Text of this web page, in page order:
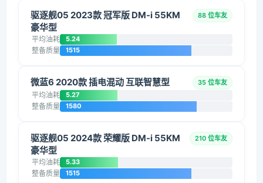
驱逐舰05 2023款 冠军版 DM-i 55KM
豪华型
88 位车友
平均油耗 5.24
整备质量 1515
微蓝6 2020款 插电混动 互联智慧型 35 位车友
平均油耗 5.27
整备质量 1580
驱逐舰05 2024款 荣耀版 DM-i 55KM
豪华型
210 位车友
平均油耗 5.33
整备质量 1515